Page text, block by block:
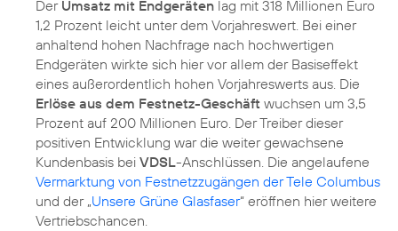
Der Umsatz mit Endgeräten lag mit 318 Millionen Euro
1,2 Prozent leicht unter dem Vorjahreswert. Bei einer
anhaltend hohen Nachfrage nach hochwertigen
Endgeräten wirkte sich hier vor allem der Basiseffekt
eines außerordentlich hohen Vorjahreswerts aus. Die
Erlöse aus dem Festnetz-Geschäft wuchsen um 3,5
Prozent auf 200 Millionen Euro. Der Treiber dieser
positiven Entwicklung war die weiter gewachsene
Kundenbasis bei VDSL-Anschlüssen. Die angelaufene
Vermarktung von Festnetzzugängen der Tele Columbus
und der „Unsere Grüne Glasfaser“ eröffnen hier weitere
Vertriebschancen.